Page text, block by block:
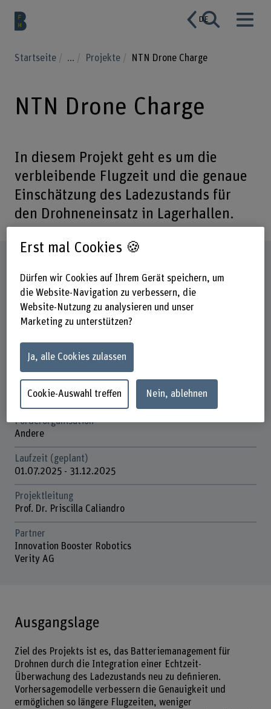
DE
Startseite ... Projekte NTN Drone Charge
NTN Drone Charge
In diesem Projekt geht es um die
verbleibende Flugzeit und die genaue
Einschätzung des Ladezustands für
den Drohneneinsatz in Lagerhallen.
Beteiligte Departemente
Technik und Informatik
Institut für Energie- und Mobilitätsforschung IEM
Institute for Cybersecurity & Engineering (ICE)
Forschungseinheit(en)
IEM / Batterien und Speichersysteme
Förderorganisation
Andere
Laufzeit (geplant)
01.07.2025 - 31.12.2025
Projektleitung
Prof. Dr. Priscilla Caliandro
Partner
Innovation Booster Robotics
Verity AG
Ausgangslage
Ziel des Projekts ist es, das Batteriemanagement für
Drohnen durch die Integration einer Echtzeit-
Überwachung des Ladezustands neu zu definieren.
Vorhersagemodelle verbessern die Genauigkeit und
ermöglichen so längere Flugzeiten, weniger
Erst mal Cookies 🍪
Dürfen wir Cookies auf Ihrem Gerät speichern, um
die Website-Navigation zu verbessern, die
Website-Nutzung zu analysieren und unser
Marketing zu unterstützen?
Ja, alle Cookies zulassen
Cookie-Auswahl treffen Nein, ablehnen